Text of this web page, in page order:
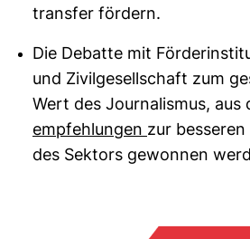
transfer för­dern.
Die Debatte mit
und Zivil­ge­sell­schaft zum
Wert des Jour­na­lismus, aus
emp­feh­lungen zur
des Sek­tors gewonnen